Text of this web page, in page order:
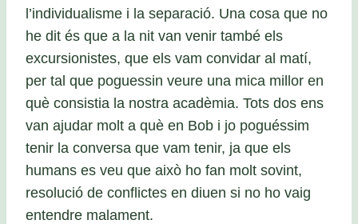
l’individualisme i la separació. Una cosa que no
he dit és que a la nit van venir també els
excursionistes, que els vam convidar al matí,
per tal que poguessin veure una mica millor en
què consistia la nostra acadèmia. Tots dos ens
van ajudar molt a què en Bob i jo poguéssim
tenir la conversa que vam tenir, ja que els
humans es veu que això ho fan molt sovint,
resolució de conflictes en diuen si no ho vaig
entendre malament.